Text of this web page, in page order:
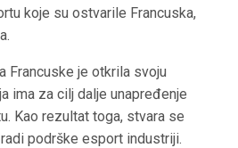
koje su ostvarile Francuska,
Francuske je otkrila svoju
ima za cilj dalje unapređenje
Kao rezultat toga, stvara se
podrške esport industriji.